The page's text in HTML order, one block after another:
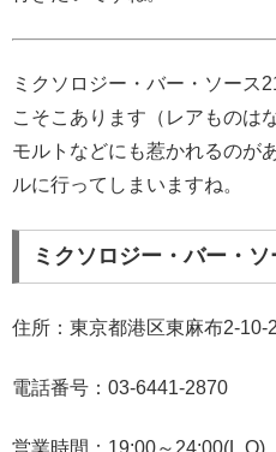
ミクソロジー・バー・ソース
こそこあります（レアものは
モルトなどにも惹かれるのが
ルに行ってしまいますね。
ミクソロジー・バー・
住所：東京都港区東麻布2-10-
電話番号：03-6441-2870